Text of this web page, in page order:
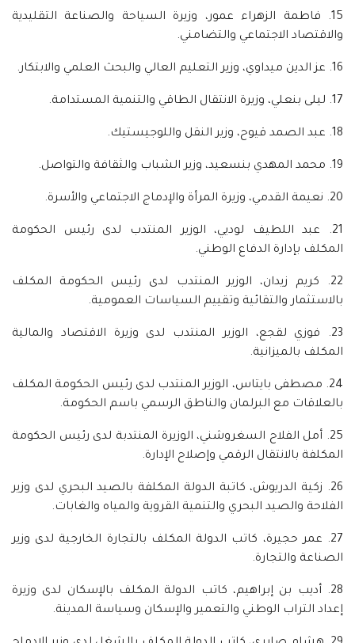
15. فاطمة الزهراء عمور، وزيرة السياحة والصناعة التقليدية
والاقتصاد الاجتماعي والتضامني.
16. عز الدين ميداوي، وزير التعليم العالي والبحث العلمي والابتكار.
17. ليلى بنعلي، وزيرة الانتقال الطاقي والتنمية المستدامة.
18. عبد الصمد قيوح، وزير النقل واللوجيستيك.
19. محمد المهدي بنسعيد، وزير الشباب والثقافة والتواصل.
20. نعيمة القدمي، وزيرة المرأة والإدماج الاجتماعي والأسرة.
21. عبد اللطيف لوديي، الوزير المنتدب لدى رئيس الحكومة
المكلف بإدارة الدفاع الوطني.
22. كريم زيدان، الوزير المنتدب لدى رئيس الحكومة المكلف
بالاستثمار والتقائية وتقييم السياسات العمومية.
23. فوزي لقجع، الوزير المنتدب لدى وزيرة الاقتصاد والمالية
المكلف بالميزانية.
24. مصطفى بايتاس، الوزير المنتدب لدى رئيس الحكومة المكلف
بالعلاقات مع البرلمان والناطق الرسمي باسم الحكومة.
25. أمل الفلاح السغروشني، الوزيرة المنتدبة لدى رئيس الحكومة
المكلفة بالانتقال الرقمي وإصلاح الإدارة.
26. زكية الدريوش، كاتبة الدولة المكلفة بالصيد البحري لدى وزير
الفلاحة والصيد البحري والتنمية القروية والمياه والغابات.
27. عمر حجيرة، كاتب الدولة المكلف بالتجارة الخارجية لدى وزير
الصناعة والتجارة.
28. أديب بن إبراهيم، كاتب الدولة المكلف بالإسكان لدى وزيرة
إعداد التراب الوطني والتعمير والإسكان وسياسة المدينة.